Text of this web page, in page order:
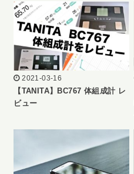
2021-03-16
【TANITA】BC767 体組成計 レ
ビュー